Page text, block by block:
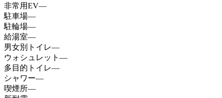
非常用EV—
駐車場—
駐輪場—
給湯室—
男女別トイレ—
ウォシュレット —
多目的トイレ—
シャワー—
喫煙所—